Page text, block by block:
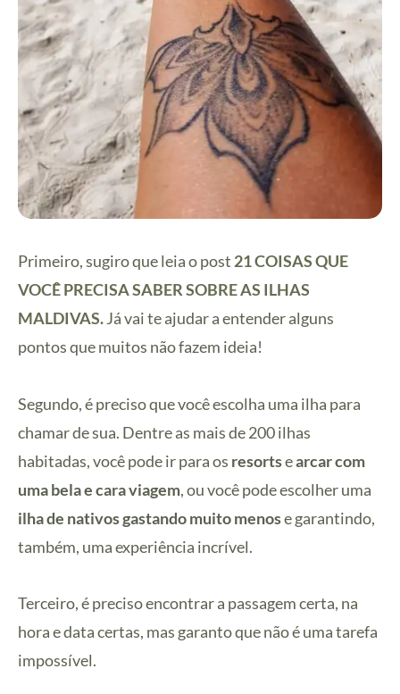
Primeiro, sugiro que leia o post 21 COISAS QUE
VOCÊ PRECISA SABER SOBRE AS ILHAS
MALDIVAS.Já vai te ajudar a entender alguns
pontos que muitos não fazem ideia!
Segundo, é preciso que você escolha uma ilha para
chamar de sua. Dentre as mais de 200 ilhas
habitadas, você pode ir para os resortsearcar com
uma bela e cara viagem, ou você pode escolher uma
ilha de nativos gastando muito menose garantindo,
também, uma experiência incrível.
Terceiro, é preciso encontrar a passagem certa, na
hora e data certas, mas garanto que não é uma tarefa
impossível.